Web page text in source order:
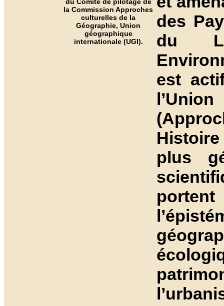
la Commission Approches
culturelles de la
Géographie, Union
géographique
internationale (UGI).
des
du
est
plus
portent